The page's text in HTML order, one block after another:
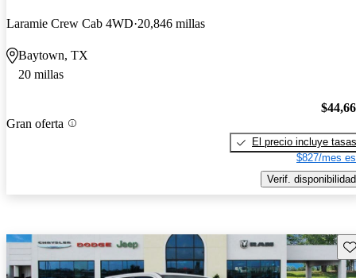
Laramie Crew Cab 4WD 20,846 millas
Baytown, TX
20 millas
Gran oferta
El precio incluye tasas
$827/mes
Verif. disponibilidad